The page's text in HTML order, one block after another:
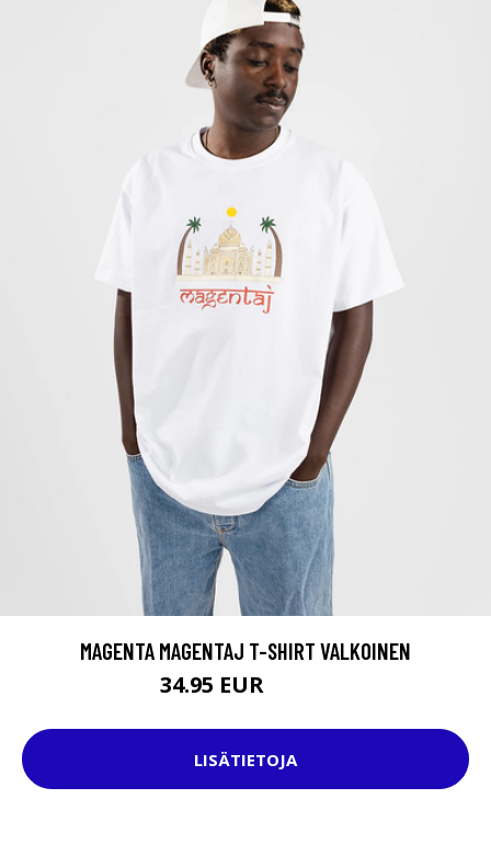
MAGENTA MAGENTAJ T-SHIRT VALKOINEN
34.95 EUR
LISÄTIETOJA